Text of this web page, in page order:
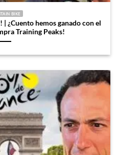
BIKE
¿Cuento hemos ganado con el
Training Peaks!